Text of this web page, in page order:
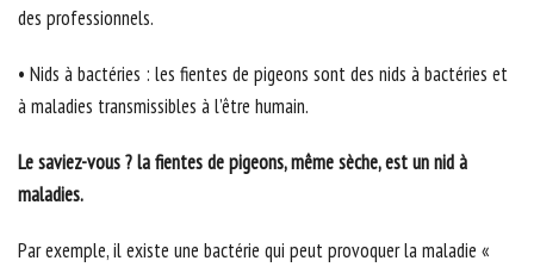
des professionnels.
• Nids à bactéries : les fientes de pigeons sont des nids à bactéries et
à maladies transmissibles à l’être humain.
Le saviez-vous ? la fientes de pigeons, même sèche, est un nid à
maladies.
Par exemple, il existe une bactérie qui peut provoquer la maladie «